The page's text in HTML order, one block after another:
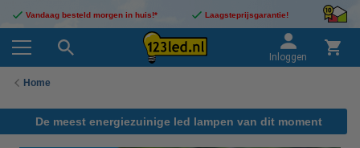
Vandaag besteld morgen in huis!* Laagsteprijsgarantie!
Inloggen
Home
De meest energiezuinige led lampen van dit moment